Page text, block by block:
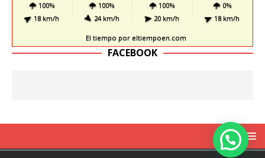
100%
18 km/h
100%
24 km/h
100%
20 km/h
0%
18 km/h
El tiempo por eltiempoen.com
FACEBOOK